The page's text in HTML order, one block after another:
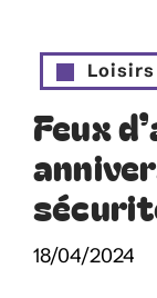
Loisirs
Feux
18/04/2024